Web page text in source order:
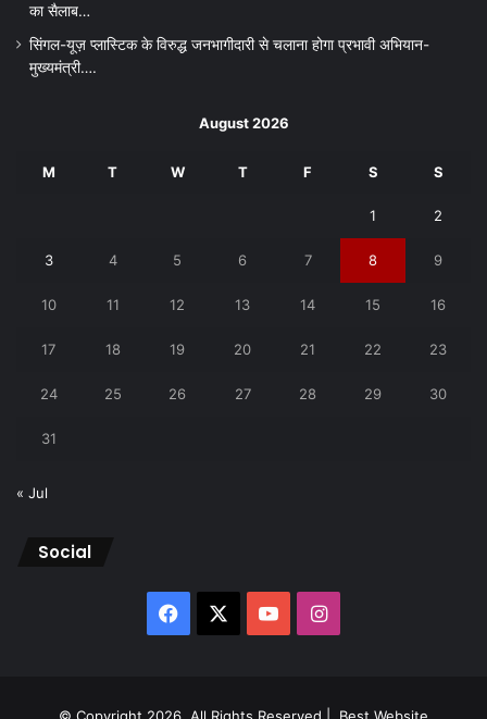
का सैलाब…
सिंगल-यूज़ प्लास्टिक के विरुद्ध जनभागीदारी से चलाना होगा प्रभावी अभियान-
मुख्यमंत्री….
August 2026
M T W T F S S
1 2
3 4 5 6 7 8 9
10 11 12 13 14 15 16
17 18 19 20 21 22 23
24 25 26 27 28 29 30
31
« Jul
Social
Facebook YouTubeInstagram